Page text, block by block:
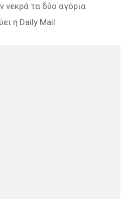
νεκρά τα δύο αγόρια
η Daily Mail